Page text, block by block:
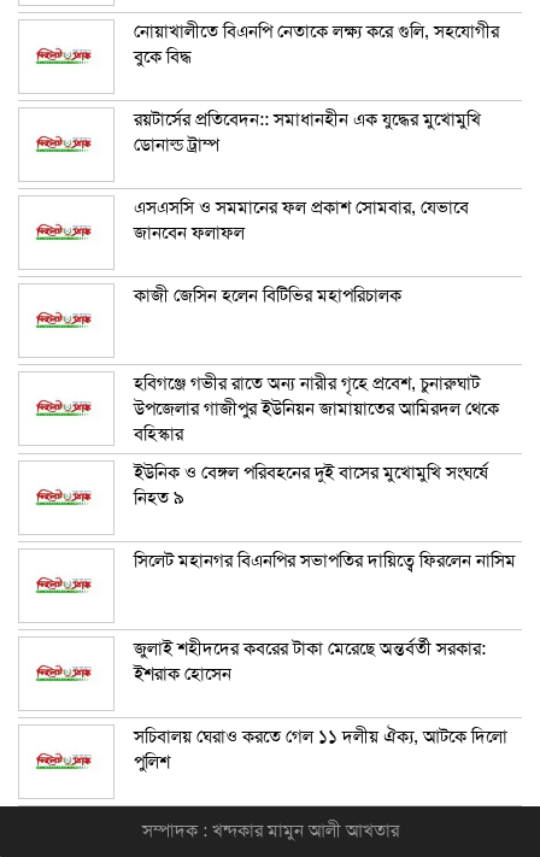
নোয়াখালীতে বিএনপি নেতাকে লক্ষ্য করে গুলি, সহযোগীর
বুকে বিদ্ধ
রয়টার্সের প্রতিবেদন:: সমাধানহীন এক যুদ্ধের মুখোমুখি
ডোনাল্ড ট্রাম্প
এসএসসি ও সমমানের ফল প্রকাশ সোমবার, যেভাবে
জানবেন ফলাফল
কাজী জেসিন হলেন বিটিভির মহাপরিচালক
হবিগঞ্জে গভীর রাতে অন্য নারীর গৃহে প্রবেশ, চুনারুঘাট
উপজেলার গাজীপুর ইউনিয়ন জামায়াতের আমিরদল থেকে
বহিস্কার
ইউনিক ও বেঙ্গল পরিবহনের দুই বাসের মুখোমুখি সংঘর্ষে
নিহত ৯
সিলেট মহানগর বিএনপির সভাপতির দায়িত্বে ফিরলেন নাসিম
জুলাই শহীদদের কবরের টাকা মেরেছে অন্তর্বর্তী সরকার:
ইশরাক হোসেন
সচিবালয় ঘেরাও করতে গেল ১১ দলীয় ঐক্য, আটকে দিলো
পুলিশ
সম্পাদক : খন্দকার মামুন আলী আখতার